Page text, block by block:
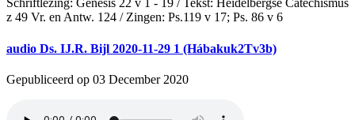
Schriftlezing: Genesis 22 v 1 - 19 / Tekst: Heidelbergse Catechismus
z 49 Vr. en Antw. 124 / Zingen: Ps.119 v 17; Ps. 86 v 6
audio Ds. IJ.R. Bijl 2020-11-29 1 (Hábakuk2Tv3b)
Gepubliceerd op 03 December 2020